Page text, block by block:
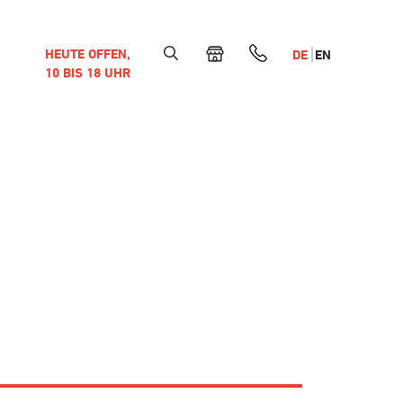
HEUTE OFFEN,
10 BIS 18 UHR
DE EN